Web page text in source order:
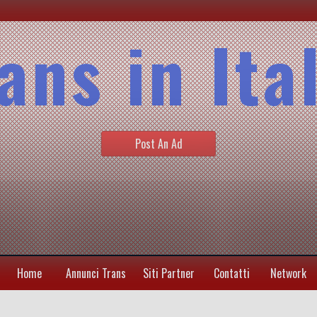
in
Post An Ad
Home Annunci Trans Siti Partner Contatti Network